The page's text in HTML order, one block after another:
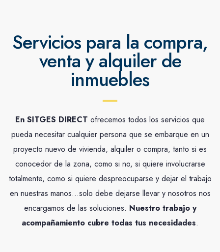
Servicios para la compra,
venta y alquiler de
inmuebles
En SITGES DIRECT ofrecemos todos los servicios que
pueda necesitar cualquier persona que se embarque en un
proyecto nuevo de vivienda, alquiler o compra, tanto si es
conocedor de la zona, como si no, si quiere involucrarse
totalmente, como si quiere despreocuparse y dejar el trabajo
en nuestras manos…solo debe dejarse llevar y nosotros nos
encargamos de las soluciones. Nuestro trabajo y
acompañamiento cubre todas tus necesidades.